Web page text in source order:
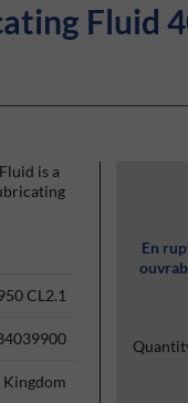
Fluid
En
is a
CL2.1
Kingdom